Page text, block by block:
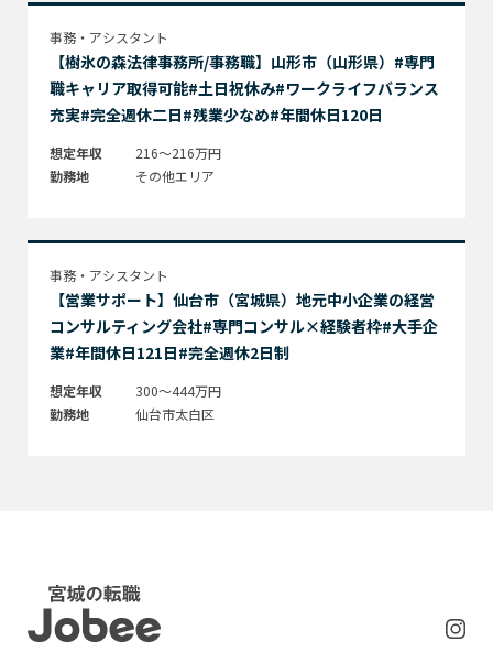
事務・アシスタント
【樹氷の森法律事務所/事務職】山形市（山形県）#専門
職キャリア取得可能#土日祝休み#ワークライフバランス
充実#完全週休二日#残業少なめ#年間休日120日
想定年収
216～216万円
勤務地
その他エリア
事務・アシスタント
【営業サポート】仙台市（宮城県）地元中小企業の経営
コンサルティング会社#専門コンサル×経験者枠#大手企
業#年間休日121日#完全週休2日制
想定年収
300～444万円
勤務地
仙台市太白区